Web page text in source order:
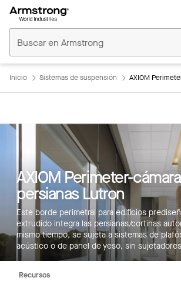
Comerciales
Inicio
Inicio Sistemas de suspensión AXIOM
AXIOM Perimeter-
persianas Lutron
Este borde perimetral para edificios
extrudido integra las persianas/cortinas
mismo tiempo, se sujeta a sistemas de
acústico o de panel de yeso, sin
Características principales
Bandera
Productos
Integraciones
Recursos